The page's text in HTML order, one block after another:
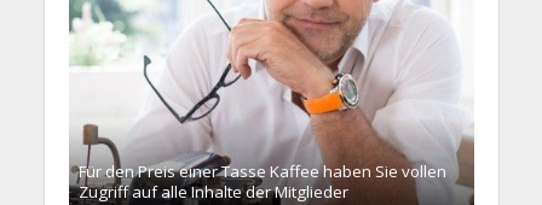
Für den Preis einer Tasse Kaffee haben Sie vollen
Zugriff auf alle Inhalte der Mitglieder